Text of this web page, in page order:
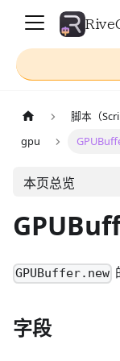
脚本（
gpu
本页总览
GPUBuffer.new
字段